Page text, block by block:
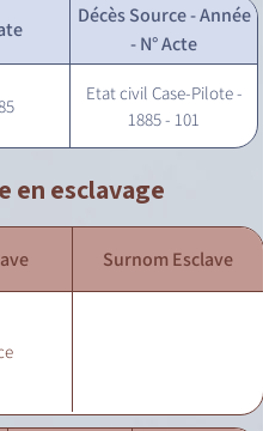
Décès Source - Année
- N° Acte
Etat civil Case-Pilote -
1885 - 101
en esclavage
Surnom Esclave